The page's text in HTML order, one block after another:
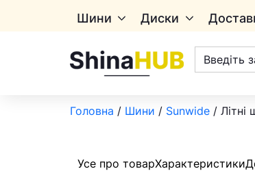
Шини Диски
Пошук
товарів
Головна / Шини / Sunwide / Літні
Усе про товарХарактеристики